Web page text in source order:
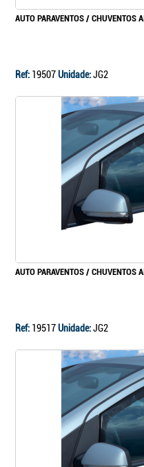
AUTO PARAVENTOS /
Ref: 19507Unidade:JG2
AUTO PARAVENTOS /
Ref: 19517Unidade:JG2